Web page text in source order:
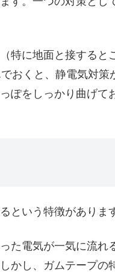
特に地面と接すると
おくと、静電気対
ぽをしっかり曲げて
という特徴がありま
た電気が一気に流
かし、ガムテープの